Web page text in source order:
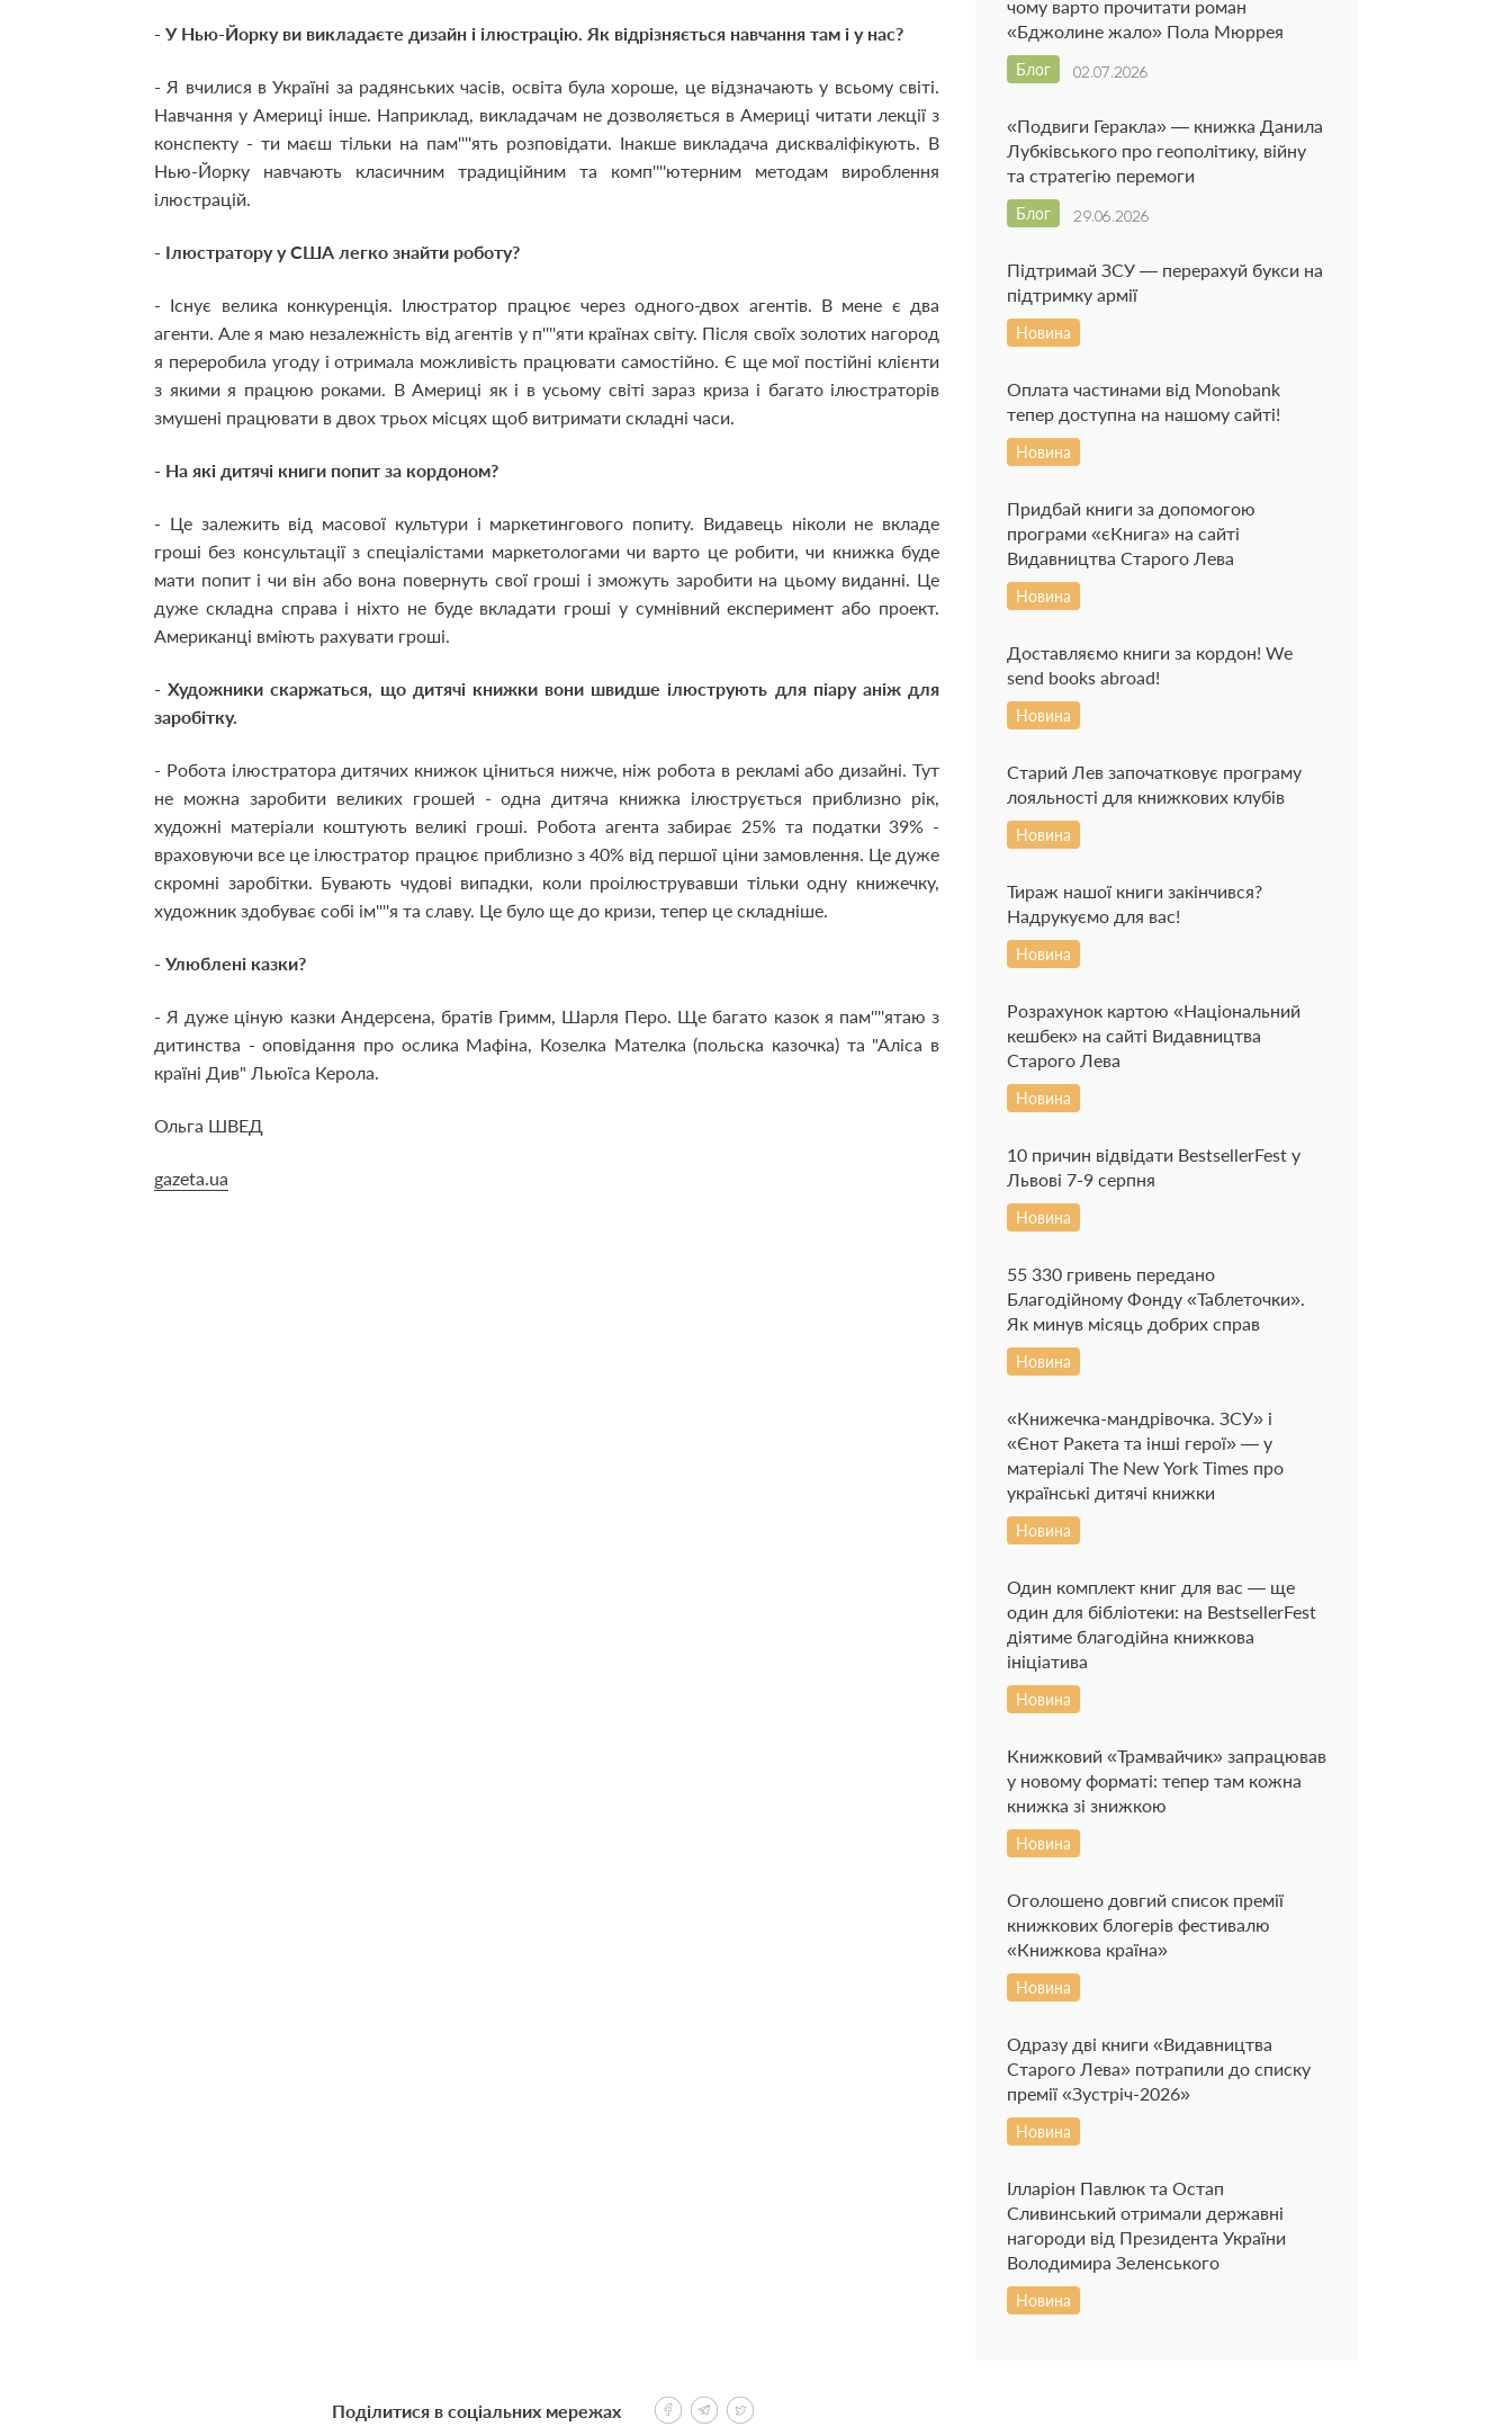
- У Нью-Йорку ви викладаєте дизайн і ілюстрацію. Як відрізняється навчання там і у нас?
- Я вчилися в Україні за радянських часів, освіта була хороше, це відзначають у всьому світі.
Навчання у Америці інше. Наприклад, викладачам не дозволяється в Америці читати лекції з
конспекту - ти маєш тільки на пам''''ять розповідати. Інакше викладача дискваліфікують. В
Нью-Йорку навчають класичним традиційним та комп''''ютерним методам вироблення
ілюстрацій.
- Ілюстратору у США легко знайти роботу?
- Існує велика конкуренція. Ілюстратор працює через одного-двох агентів. В мене є два
агенти. Але я маю незалежність від агентів у п''''яти країнах світу. Після своїх золотих нагород
я переробила угоду і отримала можливість працювати самостійно. Є ще мої постійні клієнти
з якими я працюю роками. В Америці як і в усьому світі зараз криза і багато ілюстраторів
змушені працювати в двох трьох місцях щоб витримати складні часи.
- На які дитячі книги попит за кордоном?
- Це залежить від масової культури і маркетингового попиту. Видавець ніколи не вкладе
гроші без консультації з спеціалістами маркетологами чи варто це робити, чи книжка буде
мати попит і чи він або вона повернуть свої гроші і зможуть заробити на цьому виданні. Це
дуже складна справа і ніхто не буде вкладати гроші у сумнівний експеримент або проект.
Американці вміють рахувати гроші.
- Художники скаржаться, що дитячі книжки вони швидше ілюструють для піару аніж для
заробітку.
- Робота ілюстратора дитячих книжок ціниться нижче, ніж робота в рекламі або дизайні. Тут
не можна заробити великих грошей - одна дитяча книжка ілюструється приблизно рік,
художні матеріали коштують великі гроші. Робота агента забирає 25% та податки 39% -
враховуючи все це ілюстратор працює приблизно з 40% від першої ціни замовлення. Це дуже
скромні заробітки. Бувають чудові випадки, коли проілюструвавши тільки одну книжечку,
художник здобуває собі ім''''я та славу. Це було ще до кризи, тепер це складніше.
- Улюблені казки?
- Я дуже ціную казки Андерсена, братів Гримм, Шарля Перо. Ще багато казок я пам''''ятаю з
дитинства - оповідання про ослика Мафіна, Козелка Мателка (польска казочка) та "Аліса в
країні Див" Льюїса Керола.
Ольга ШВЕД
gazeta.ua
чому варто прочитати роман
«Бджолине жало» Пола Мюррея
02.07.2026
Блог
«Подвиги Геракла» — книжка Данила
Лубківського про геополітику, війну
та стратегію перемоги
29.06.2026
Блог
Підтримай ЗСУ — перерахуй букси на
підтримку армії
Новина
Оплата частинами від Monobank
тепер доступна на нашому сайті!
Новина
Придбай книги за допомогою
програми «єКнига» на сайті
Видавництва Старого Лева
Новина
Доставляємо книги за кордон! We
send books abroad!
Новина
Старий Лев започатковує програму
лояльності для книжкових клубів
Новина
Тираж нашої книги закінчився?
Надрукуємо для вас!
Новина
Розрахунок картою «Національний
кешбек» на сайті Видавництва
Старого Лева
Новина
10 причин відвідати BestsellerFest у
Львові 7-9 серпня
Новина
55 330 гривень передано
Благодійному Фонду «Таблеточки».
Як минув місяць добрих справ
Новина
«Книжечка-мандрівочка. ЗСУ» і
«Єнот Ракета та інші герої» — у
матеріалі The New York Times про
українські дитячі книжки
Новина
Один комплект книг для вас — ще
один для бібліотеки: на BestsellerFest
діятиме благодійна книжкова
ініціатива
Новина
Книжковий «Трамвайчик» запрацював
у новому форматі: тепер там кожна
книжка зі знижкою
Новина
Оголошено довгий список премії
книжкових блогерів фестивалю
«Книжкова країна»
Новина
Одразу дві книги «Видавництва
Старого Лева» потрапили до списку
премії «Зустріч-2026»
Новина
Ілларіон Павлюк та Остап
Сливинський отримали державні
нагороди від Президента України
Володимира Зеленського
Новина
Поділитися в соціальних мережах